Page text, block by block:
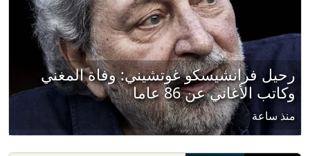
رحيل فرانشيسكو غوتشيني: وفاة المغني
وكاتب الأغاني عن 86 عاما
منذ ساعة